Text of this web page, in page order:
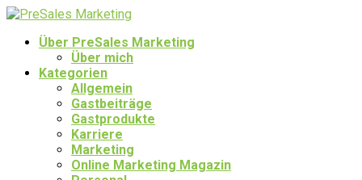
Über PreSales Marketing
Über mich
Kategorien
Allgemein
Gastbeiträge
Gastprodukte
Karriere
Marketing
Online Marketing Magazin